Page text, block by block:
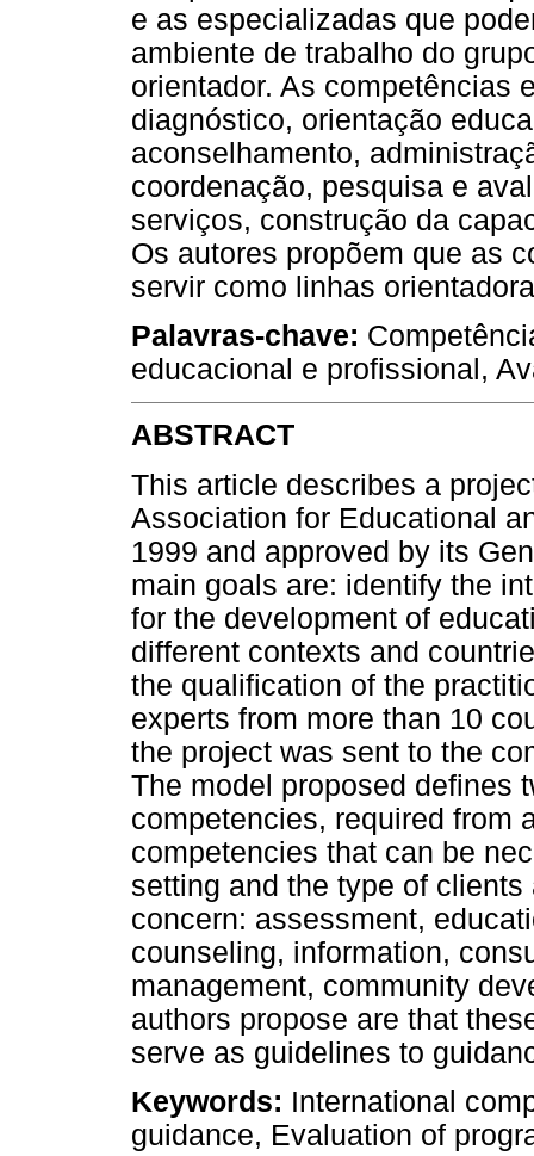
e as especializadas que
ambiente de trabalho do
orientador. As competências
diagnóstico, orientação
aconselhamento,
coordenação, pesquisa e
serviços, construção da
Os autores propõem que as
servir como linhas
Palavras-chave:
educacional e profissional,
ABSTRACT
This article describes a
Association for Educational
1999 and approved by its
main goals are: identify the
for the development of
different contexts and
the qualification of the
experts from more than 10
the project was sent to the
The model proposed defines
competencies, required from
competencies that can be
setting and the type of
concern: assessment,
counseling, information,
management, community
authors propose are that
serve as guidelines to
Keywords: International
guidance, Evaluation of